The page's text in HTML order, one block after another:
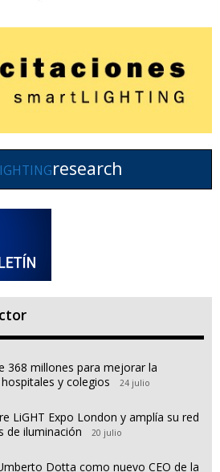
research
368 millones para mejorar la
y colegios
24 julio
LiGHT Expo London y amplía su red
de iluminación
20 julio
Dotta como nuevo CEO de la